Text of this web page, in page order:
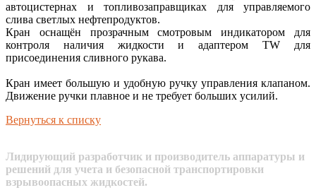
автоцистернах и топливозаправщиках для управляемого
слива светлых нефтепродуктов.
Кран оснащён прозрачным смотровым индикатором для
контроля наличия жидкости и адаптером TW для
присоединения сливного рукава.
Кран имеет большую и удобную ручку управления клапаном.
Движение ручки плавное и не требует больших усилий.
Вернуться к списку
Лидирующий разработчик и производитель аппаратуры и
решений для учета и безопасной транспортировки
взрывоопасных жидкостей.